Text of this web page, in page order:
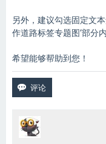
另外，建议勾选固定文
作道路标签专题图’部分内
希望能够帮助到您！